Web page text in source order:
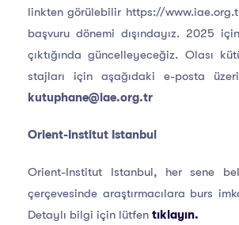
linkten görülebilir https://
başvuru dönemi dışındayız. 2025
çıktığında güncelleyeceğiz. Olası
stajları için aşağıdaki e-posta
kutuphane@iae.org.tr
Orient-Institut Istanbul
Orient-Institut Istanbul, her sene
çerçevesinde araştırmacılara burs
Detaylı bilgi için lütfen tıklayın.